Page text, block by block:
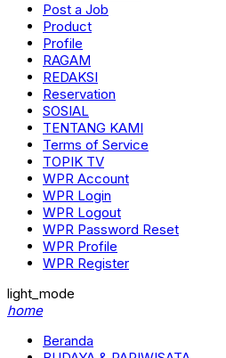
Post a Job
Product
Profile
RAGAM
REDAKSI
Reservation
SOSIAL
TENTANG KAMI
Terms of Service
TOPIK TV
WPR Account
WPR Login
WPR Logout
WPR Password Reset
WPR Profile
WPR Register
light_mode
home
Beranda